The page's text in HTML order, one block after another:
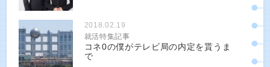
2018.02.19
就活特集記事
コネ0の僕がテレビ局の内定を貰うま
で